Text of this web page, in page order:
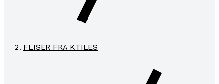
FLISER FRA KTILES